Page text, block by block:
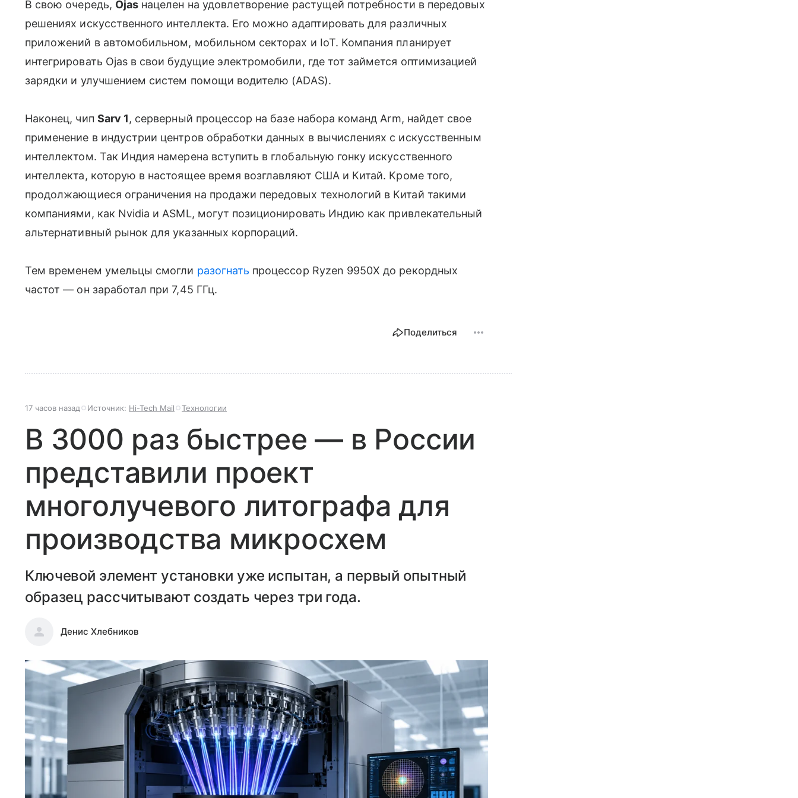
В свою очередь, Ojas нацелен на удовлетворение растущей потребности в передовых
решениях искусственного интеллекта. Его можно адаптировать для различных
приложений в автомобильном, мобильном секторах и IoT. Компания планирует
интегрировать Ojas в свои будущие электромобили, где тот займется оптимизацией
зарядки и улучшением систем помощи водителю (ADAS).
Наконец, чип Sarv 1, серверный процессор на базе набора команд Arm, найдет свое
применение в индустрии центров обработки данных в вычислениях с искусственным
интеллектом. Так Индия намерена вступить в глобальную гонку искусственного
интеллекта, которую в настоящее время возглавляют США и Китай. Кроме того,
продолжающиеся ограничения на продажи передовых технологий в Китай такими
компаниями, как Nvidia и ASML, могут позиционировать Индию как привлекательный
альтернативный рынок для указанных корпораций.
Тем временем умельцы смогли разогнать процессор Ryzen 9950X до рекордных
частот — он заработал при 7,45 ГГц.
Поделиться
17 часов назад Источник: Hi-Tech Mail Технологии
В 3000 раз быстрее — в России
представили проект
многолучевого литографа для
производства микросхем
Ключевой элемент установки уже испытан, а первый опытный
образец рассчитывают создать через три года.
Денис Хлебников